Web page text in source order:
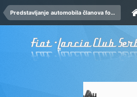
Predstavljanje automobila članova foruma